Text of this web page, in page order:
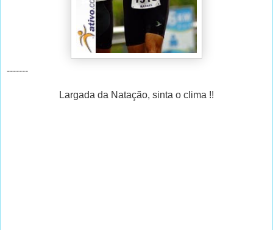
-------
Largada da Natação, sinta o clima !!